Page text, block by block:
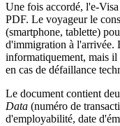
Une fois accordé, l'e-
PDF. Le voyageur le
(smartphone, tablette)
d'immigration à l'arrivée.
informatiquement, mais il
en cas de défaillance
Le document contient
Data (numéro de
d'employabilité, date